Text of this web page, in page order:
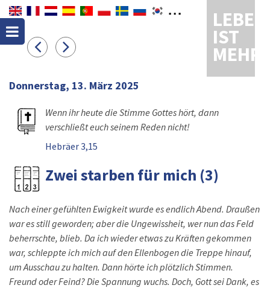
LEBEN
IST
MEHR
Donnerstag, 13. März 2025
Wenn ihr heute die Stimme Gottes hört, dann
verschließt euch seinem Reden nicht!
Hebräer 3,15
Zwei starben für mich (3)
Nach einer gefühlten Ewigkeit wurde es endlich Abend. Draußen
war es still geworden; aber die Ungewissheit, wer nun das Feld
beherrschte, blieb. Da ich wieder etwas zu Kräften gekommen
war, schleppte ich mich auf den Ellenbogen die Treppe hinauf,
um Ausschau zu halten. Dann hörte ich plötzlich Stimmen.
Freund oder Feind? Die Spannung wuchs. Doch, Gott sei Dank, es